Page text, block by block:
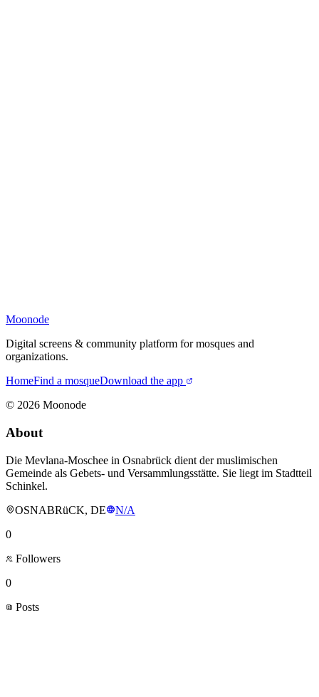
Moonode
Digital screens & community platform for mosques and
organizations.
HomeFind a mosqueDownload the app
© 2026 Moonode
About
Die Mevlana-Moschee in Osnabrück dient der muslimischen
Gemeinde als Gebets- und Versammlungsstätte. Sie liegt im Stadtteil
Schinkel.
OSNABRüCK, DE
N/A
0
Followers
0
Posts